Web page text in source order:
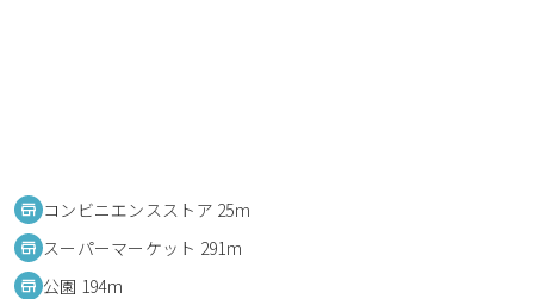
コンビニエンスストア 25m
スーパーマーケット 291m
公園 194m